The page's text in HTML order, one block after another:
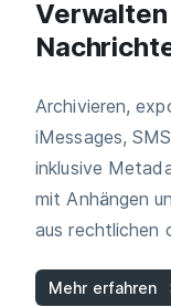
Verwalten
Archivieren,
iMessages,
inklusive
mit Anhängen
aus rechtlichen
Mehr erfahren